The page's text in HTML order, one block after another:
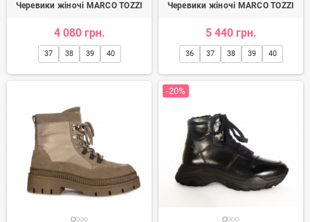
Черевики жіночі MARCO TOZZI
4 080 грн.
37 38 39 40
Черевики жіночі MARCO TOZZI
5 440 грн.
36 37 38 39 40
-20%